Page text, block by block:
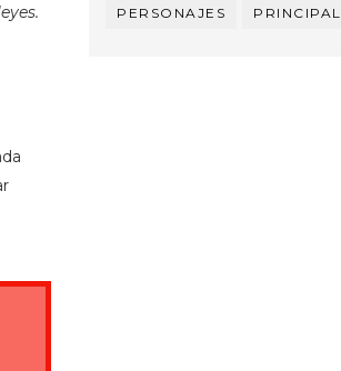
PERSONAJES PRINCIPAL